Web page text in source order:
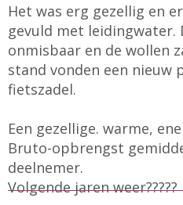
Het was erg gezellig en
gevuld met
onmisbaar en de wollen
stand vonden een nieuw
fietszadel.
Een gezellige. warme,
Bruto-opbrengst
deelnemer.
Volgende jaren weer?????